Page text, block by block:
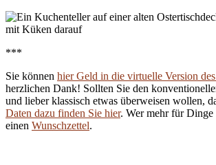
***
Sie können hier Geld in die virtuelle Version
herzlichen Dank! Sollten Sie den
und lieber klassisch etwas überweisen wollen,
Daten dazu finden Sie hier. Wer mehr für Dinge
einen Wunschzettel.